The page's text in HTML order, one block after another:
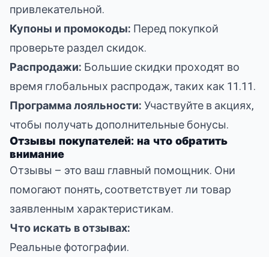
привлекательной.
Купоны и промокоды: Перед покупкой
проверьте раздел скидок.
Распродажи: Большие скидки проходят во
время глобальных распродаж, таких как 11.11.
Программа лояльности:Участвуйте в акциях,
чтобы получать дополнительные бонусы.
Отзывы покупателей: на что обратить
внимание
Отзывы – это ваш главный помощник. Они
помогают понять, соответствует ли товар
заявленным характеристикам.
Что искать в отзывах:
Реальные фотографии.